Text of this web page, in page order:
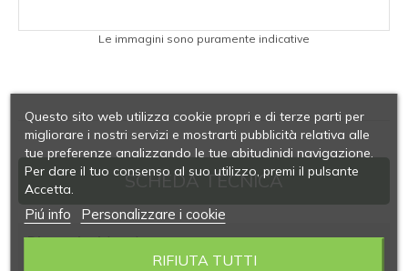
Le immagini sono puramente indicative
SCHEDA TECNICA
Dimensioni (mm)
Questo sito web utilizza cookie propri e di terze parti per
migliorare i nostri servizi e mostrarti pubblicità relativa alle
tue preferenze analizzando le tue abitudinidi navigazione.
Per dare il tuo consenso al suo utilizzo, premi il pulsante
Accetta.
Piú info Personalizzare i cookie
RIFIUTA TUTTI